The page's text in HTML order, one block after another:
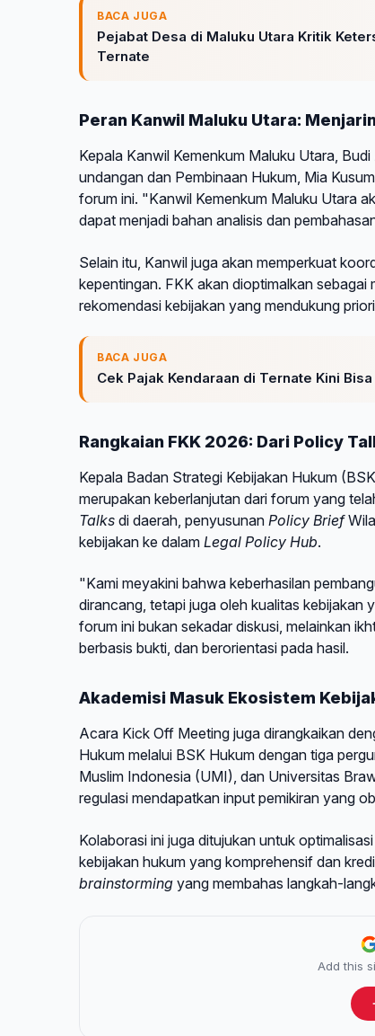
BACA JUGA
Pejabat Desa di Maluku Utara Kritik
Ternate
Peran Kanwil Maluku Utara:
Kepala Kanwil Kemenkum Maluku Utara,
undangan dan Pembinaan Hukum, Mia
forum ini. "Kanwil Kemenkum Maluku Utara
dapat menjadi bahan analisis dan
Selain itu, Kanwil juga akan memperkuat
kepentingan. FKK akan dioptimalkan
rekomendasi kebijakan yang mendukung
BACA JUGA
Cek Pajak Kendaraan di Ternate Kini
Rangkaian FKK 2026: Dari Policy
Kepala Badan Strategi Kebijakan Hukum
merupakan keberlanjutan dari forum yang
Talks di daerah, penyusunan Policy Brief
kebijakan ke dalam Legal Policy Hub.
"Kami meyakini bahwa keberhasilan
dirancang, tetapi juga oleh kualitas
forum ini bukan sekadar diskusi, melainkan
berbasis bukti, dan berorientasi pada hasil.
Akademisi Masuk Ekosistem
Acara Kick Off Meeting juga dirangkaikan
Hukum melalui BSK Hukum dengan tiga
Muslim Indonesia (UMI), dan Universitas
regulasi mendapatkan input pemikiran yang
Kolaborasi ini juga ditujukan untuk
kebijakan hukum yang komprehensif dan
brainstorming yang membahas langkah-
Add this